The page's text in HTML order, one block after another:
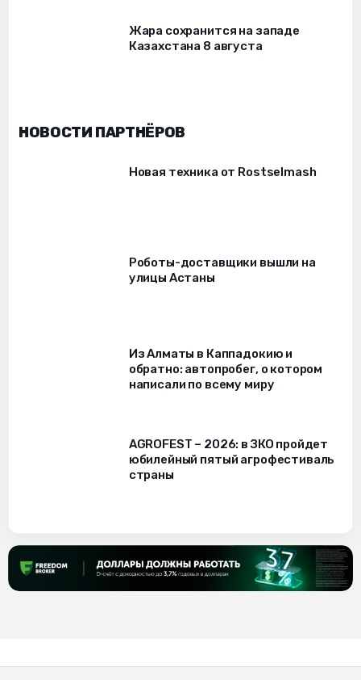
Жара сохранится на западе
Казахстана 8 августа
НОВОСТИ ПАРТНЁРОВ
Новая техника от Rostselmash
Роботы-доставщики вышли на
улицы Астаны
Из Алматы в Каппадокию и
обратно: автопробег, о котором
написали по всему миру
AGROFEST – 2026: в ЗКО пройдет
юбилейный пятый агрофестиваль
страны